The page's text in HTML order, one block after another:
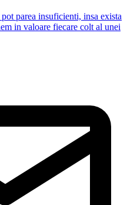
parea insuficienti, insa exista
in valoare fiecare colt al unei